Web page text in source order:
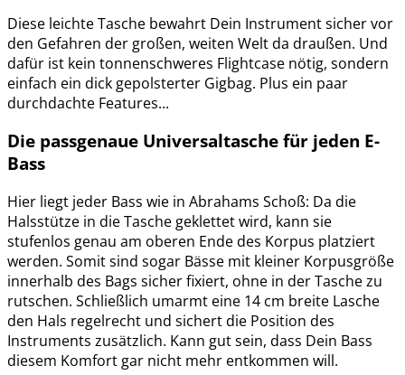
Diese leichte Tasche bewahrt Dein Instrument sicher vor
den Gefahren der großen, weiten Welt da draußen. Und
dafür ist kein tonnenschweres Flightcase nötig, sondern
einfach ein dick gepolsterter Gigbag. Plus ein paar
durchdachte Features...
Die passgenaue Universaltasche für jeden E-
Bass
Hier liegt jeder Bass wie in Abrahams Schoß: Da die
Halsstütze in die Tasche geklettet wird, kann sie
stufenlos genau am oberen Ende des Korpus platziert
werden. Somit sind sogar Bässe mit kleiner Korpusgröße
innerhalb des Bags sicher fixiert, ohne in der Tasche zu
rutschen. Schließlich umarmt eine 14 cm breite Lasche
den Hals regelrecht und sichert die Position des
Instruments zusätzlich. Kann gut sein, dass Dein Bass
diesem Komfort gar nicht mehr entkommen will.